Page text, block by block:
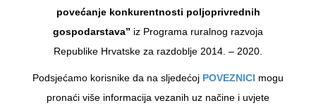
povećanje konkurentnosti poljoprivrednih
gospodarstava” iz Programa ruralnog razvoja
Republike Hrvatske za razdoblje 2014. – 2020.
Podsjećamo korisnike da na sljedećoj POVEZNICI mogu
pronaći više informacija vezanih uz načine i uvjete